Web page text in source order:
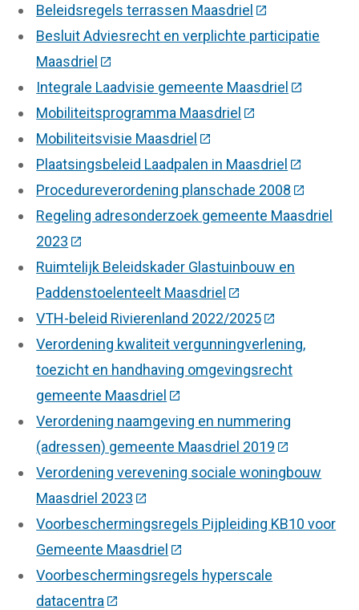
Beleidsregels terrassen Maasdriel (Deze link gaat
Besluit Adviesrecht en verplichte participatie
Maasdriel (Deze link gaat naar een externe
Integrale Laadvisie gemeente Maasdriel (Deze link
Mobiliteitsprogramma Maasdriel (Deze link gaat
Mobiliteitsvisie Maasdriel (Deze link gaat naar een
Plaatsingsbeleid Laadpalen in Maasdriel (Deze link
Procedureverordening planschade 2008 (Deze
Regeling adresonderzoek gemeente Maasdriel
2023 (Deze link gaat naar een externe website)
Ruimtelijk Beleidskader Glastuinbouw en
Paddenstoelenteelt Maasdriel (Deze link gaat
VTH-beleid Rivierenland 2022/2025(Deze link
Verordening kwaliteit vergunningverlening,
toezicht en handhaving omgevingsrecht
gemeente Maasdriel (Deze link gaat naar een
Verordening naamgeving en nummering
(adressen) gemeente Maasdriel 2019 (Deze link
Verordening verevening sociale woningbouw
Maasdriel 2023 (Deze link gaat naar een externe
Voorbeschermingsregels Pijpleiding KB10 voor
Gemeente Maasdriel (Deze link gaat naar een
Voorbeschermingsregels hyperscale
datacentra (Deze link gaat naar een externe